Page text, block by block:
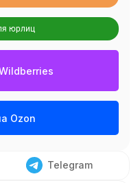
юрлиц
Ozon
Telegram